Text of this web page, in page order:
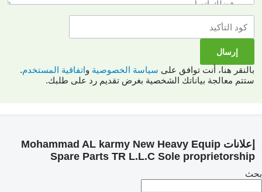
بالنقر هنا، أنت توافق على سياسة الخصوصية واتفاقية المستخدم.
ستتم معالجة بياناتك الشخصية بغرض تقديم رد على طلبك.
إعلانات Mohammad AL karmy New Heavy Equip
Spare Parts TR L.L.C Sole proprietorship
بحث